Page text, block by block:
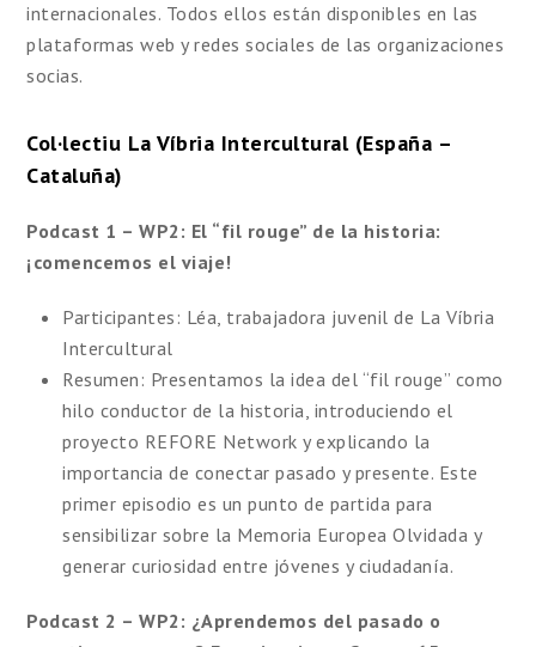
internacionales. Todos ellos están disponibles en las
plataformas web y redes sociales de las organizaciones
socias.
Col·lectiu La Víbria Intercultural (España –
Cataluña)
Podcast 1 – WP2: El “fil rouge” de la historia:
¡comencemos el viaje!
Participantes: Léa, trabajadora juvenil de La Víbria
Intercultural
Resumen: Presentamos la idea del “fil rouge” como
hilo conductor de la historia, introduciendo el
proyecto REFORE Network y explicando la
importancia de conectar pasado y presente. Este
primer episodio es un punto de partida para
sensibilizar sobre la Memoria Europea Olvidada y
generar curiosidad entre jóvenes y ciudadanía.
Podcast 2 – WP2: ¿Aprendemos del pasado o